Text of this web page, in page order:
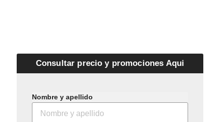
Consultar precio y promociones Aqui
Nombre y apellido